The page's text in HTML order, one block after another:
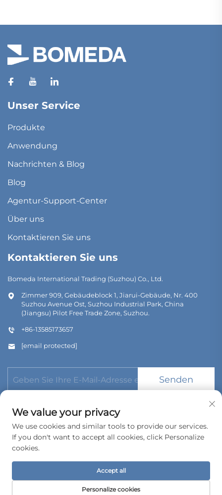
Unser Service
Produkte
Anwendung
Nachrichten & Blog
Blog
Agentur-Support-Center
Über uns
Kontaktieren Sie uns
Kontaktieren Sie uns
Bomeda International Trading (Suzhou) Co., Ltd.
Zimmer 909, Gebäudeblock 1, Jiarui-Gebäude, Nr. 400
Suzhou Avenue Ost, Suzhou Industrial Park, China
(Jiangsu) Pilot Free Trade Zone, Suzhou.
+86-13585173657
[email protected]
Senden
Urheberrecht © 2026 Bomeda International Trading (Suzhou)
Datenschutzrichtlinie
We value your privacy
We use cookies and similar tools to provide our services.
If you don't want to accept all cookies, click Personalize
cookies.
Personalize cookies
Accept all